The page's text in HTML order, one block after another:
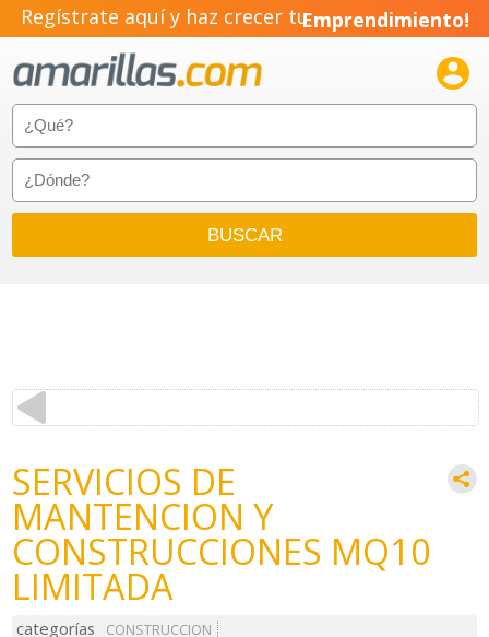
Regístrate aquí y haz crecer tuEmprendimiento!

SERVICIOS DE
MANTENCION Y
CONSTRUCCIONES MQ10
LIMITADA
categorías CONSTRUCCION